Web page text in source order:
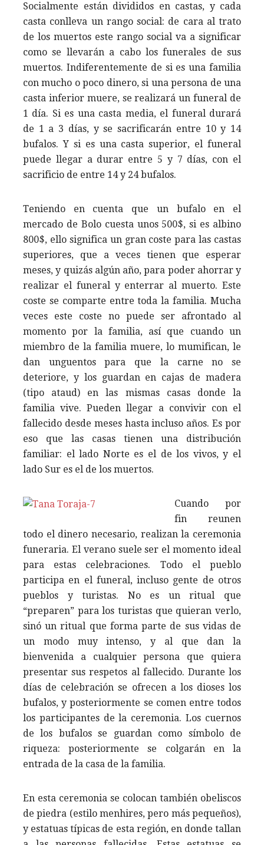
Socialmente están divididos en castas, y cada
casta conlleva un rango social: de cara al trato
de los muertos este rango social va a significar
como se llevarán a cabo los funerales de sus
muertos. Indiferentemente de si es una familia
con mucho o poco dinero, si una persona de una
casta inferior muere, se realizará un funeral de
1 día. Si es una casta media, el funeral durará
de 1 a 3 días, y se sacrificarán entre 10 y 14
bufalos. Y si es una casta superior, el funeral
puede llegar a durar entre 5 y 7 días, con el
sacrificio de entre 14 y 24 bufalos.
Teniendo en cuenta que un bufalo en el
mercado de Bolo cuesta unos 500$, si es albino
800$, ello significa un gran coste para las castas
superiores, que a veces tienen que esperar
meses, y quizás algún año, para poder ahorrar y
realizar el funeral y enterrar al muerto. Este
coste se comparte entre toda la familia. Mucha
veces este coste no puede ser afrontado al
momento por la familia, así que cuando un
miembro de la familia muere, lo mumifican, le
dan unguentos para que la carne no se
deteriore, y los guardan en cajas de madera
(tipo ataud) en las mismas casas donde la
familia vive. Pueden llegar a convivir con el
fallecido desde meses hasta incluso años. Es por
eso que las casas tienen una distribución
familiar: el lado Norte es el de los vivos, y el
lado Sur es el de los muertos.
Cuando por
fin reunen
todo el dinero necesario, realizan la ceremonia
funeraria. El verano suele ser el momento ideal
para estas celebraciones. Todo el pueblo
participa en el funeral, incluso gente de otros
pueblos y turistas. No es un ritual que
“preparen” para los turistas que quieran verlo,
sinó un ritual que forma parte de sus vidas de
un modo muy intenso, y al que dan la
bienvenida a cualquier persona que quiera
presentar sus respetos al fallecido. Durante los
días de celebración se ofrecen a los dioses los
bufalos, y posteriormente se comen entre todos
los participantes de la ceremonia. Los cuernos
de los bufalos se guardan como símbolo de
riqueza: posteriormente se colgarán en la
entrada de la casa de la familia.
En esta ceremonia se colocan también obeliscos
de piedra (estilo menhires, pero más pequeños),
y estatuas típicas de esta región, en donde tallan